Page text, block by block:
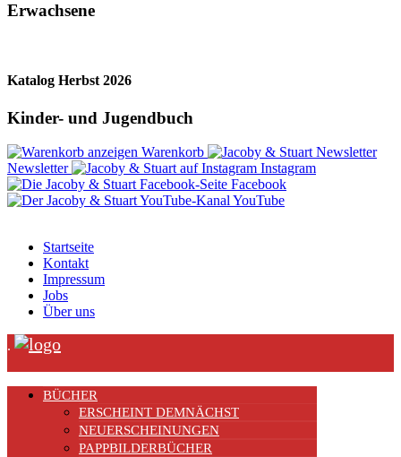
Erwachsene
Katalog Herbst 2026
Kinder- und Jugendbuch
Warenkorb
Newsletter
Instagram
Facebook
YouTube
Startseite
Kontakt
Impressum
Jobs
Über uns
.
BÜCHER
ERSCHEINT DEMNÄCHST
NEUERSCHEINUNGEN
PAPPBILDERBÜCHER